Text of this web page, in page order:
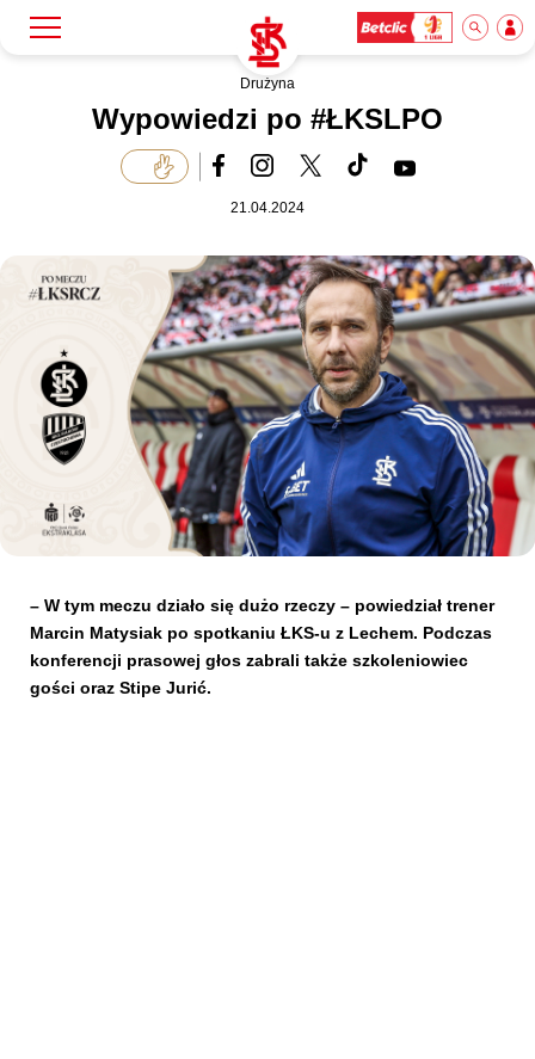
Bilety
Akademia
Biznes
Dla mediów
Kibice
Drużyna
Wypowiedzi po #ŁKSLPO
21.04.2024
– W tym meczu działo się dużo rzeczy – powiedział trener
Marcin Matysiak po spotkaniu ŁKS-u z Lechem. Podczas
konferencji prasowej głos zabrali także szkoleniowiec
gości oraz Stipe Jurić.